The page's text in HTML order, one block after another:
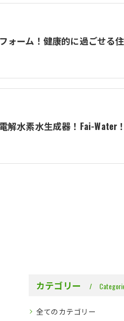
解水素水生成器！Fai-Water！
カテゴリー
全てのカテゴリー